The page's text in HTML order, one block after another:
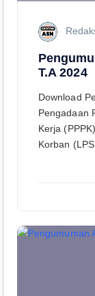
T.A 2024
Download
Pengadaan
Kerja
Korban